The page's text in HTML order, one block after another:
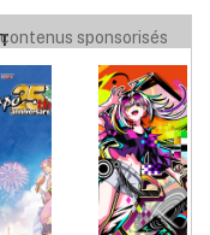
sponsorisés